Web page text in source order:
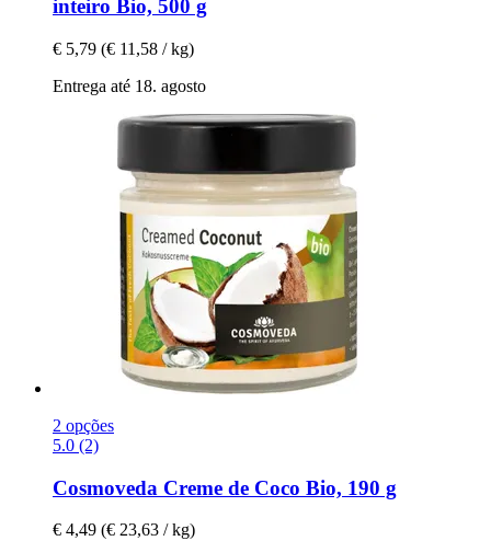
inteiro Bio, 500 g
€ 5,79 (€ 11,58 / kg)
Entrega até 18. agosto
2 opções
5.0 (2)
Cosmoveda Creme de Coco Bio, 190 g
€ 4,49 (€ 23,63 / kg)